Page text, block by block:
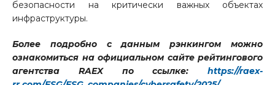
безопасности на критически важных объектах
инфраструктуры.
Более подробно с данным рэнкингом можно
ознакомиться на официальном сайте рейтингового
агентства RAEXпо ссылке: https://raex-